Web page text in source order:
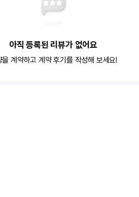
아직 등록된 리뷰가 없어요
을 계약하고 계약 후기를 작성해 보세요!